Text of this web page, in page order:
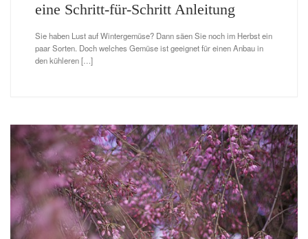
eine Schritt-für-Schritt Anleitung
Sie haben Lust auf Wintergemüse? Dann säen Sie noch im Herbst ein
paar Sorten. Doch welches Gemüse ist geeignet für einen Anbau in
den kühleren […]